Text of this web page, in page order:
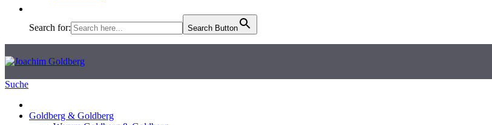
Search for: Search Button
Suche
Goldberg & Goldberg